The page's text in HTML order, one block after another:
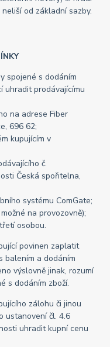
od základní sazby.
s dodáním
uhradit prodávajícímu
na adrese Fiber
696 62;
kupujícím v
č.
Česká spořitelna,
systému ComGate;
na provozovně);
osobou.
povinen zaplatit
balením a dodáním
výslovně jinak, rozumí
s dodáním zboží.
zálohu či jinou
ustanovení čl. 4.6
uhradit kupní cenu